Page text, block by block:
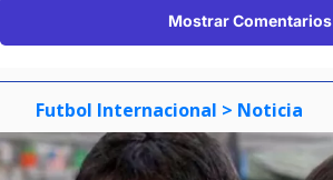
Mostrar Comentarios
Futbol Internacional > Noticia